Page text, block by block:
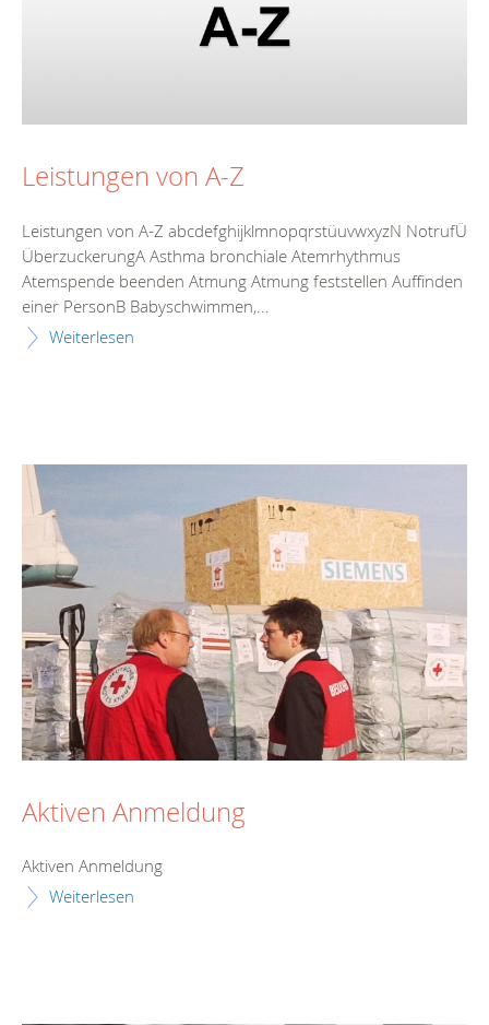
Leistungen von A-Z
Leistungen von A-Z abcdefghijklmnopqrstüuvwxyzN NotrufÜ
ÜberzuckerungA Asthma bronchiale Atemrhythmus
Atemspende beenden Atmung Atmung feststellen Auffinden
einer PersonB Babyschwimmen,...
Weiterlesen
Aktiven Anmeldung
Aktiven Anmeldung
Weiterlesen